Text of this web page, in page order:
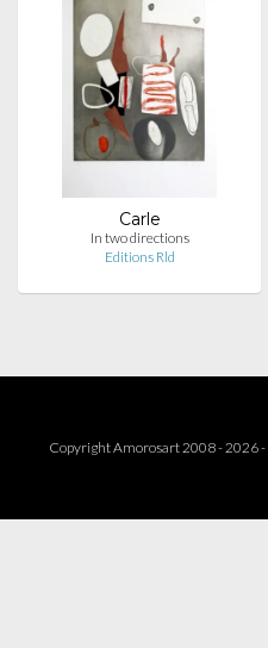
Carle
In two directions
Editions Rld
Copyright Amorosart 2008 - 2026 -